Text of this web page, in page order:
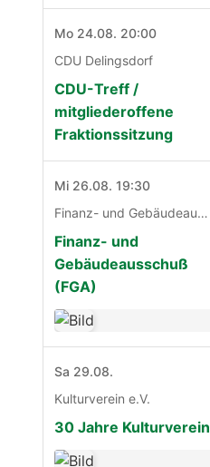
Mo 24.08. 20:00
CDU Delingsdorf
CDU-Treff /
mitgliederoffene
Fraktionssitzung
Mi 26.08. 19:30
Finanz- und Gebäudeausschuß
Finanz- und
Gebäudeausschuß
(FGA)
Sa 29.08.
Kulturverein e.V.
30 Jahre Kulturverein